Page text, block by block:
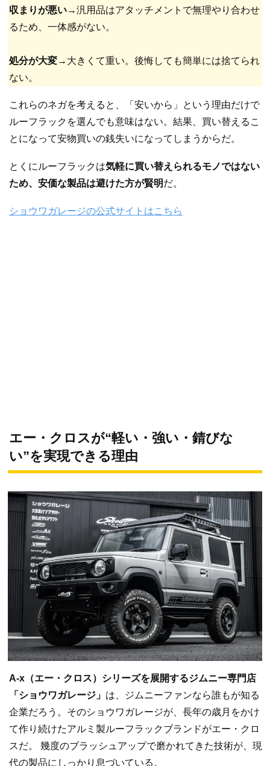
収まりが悪い→汎用品はアタッチメントで無理やり合わせ
るため、一体感がない。
処分が大変→大きくて重い。後悔しても簡単には捨てられ
ない。
これらのネガを考えると、「安いから」という理由だけで
ルーフラックを選んでも意味はない。結果、買い替えるこ
とになって安物買いの銭失いになってしまうからだ。
とくにルーフラックは気軽に買い替えられるモノではない
ため、安価な製品は避けた方が賢明だ。
ショウワガレージの公式サイトはこちら
エー・クロスが“軽い・強い・錆びな
い”を実現できる理由
A-x（エー・クロス）シリーズを展開するジムニー専門店
「ショウワガレージ」 は、ジムニーファンなら誰もが知る
企業だろう。そのショウワガレージが、長年の歳月をかけ
て作り続けたアルミ製ルーフラックブランドがエー・クロ
スだ。 幾度のブラッシュアップで磨かれてきた技術が、現
代の製品にしっかり息づいている。